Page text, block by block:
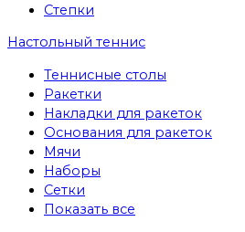
Степки
Настольный теннис
Теннисные столы
Ракетки
Накладки для ракеток
Основания для ракеток
Мячи
Наборы
Сетки
Показать все